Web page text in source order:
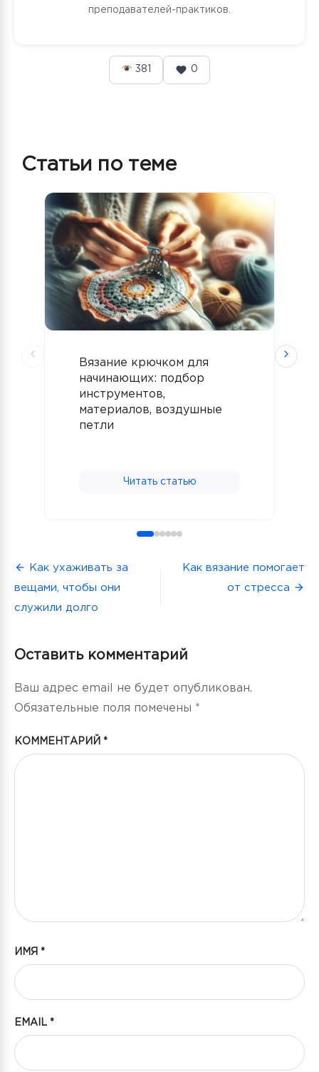
преподавателей-практиков.
381 0
Статьи по теме
Вязание крючком для
начинающих: подбор
инструментов,
материалов, воздушные
петли
Читать статью
Навигация
по
Как ухаживать за
вещами, чтобы они
служили долго
Как вязание помогает
от стресса
Оставить комментарий
Ваш адрес email не будет опубликован.
Обязательные поля помечены *
КОММЕНТАРИЙ *
ИМЯ *
EMAIL *